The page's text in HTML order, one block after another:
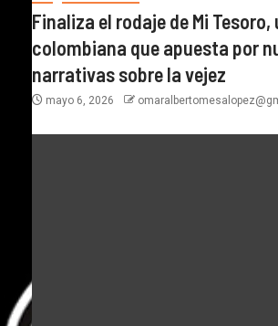
Finaliza el rodaje de Mi
colombiana que apuesta por
narrativas sobre la vejez
mayo 6, 2026